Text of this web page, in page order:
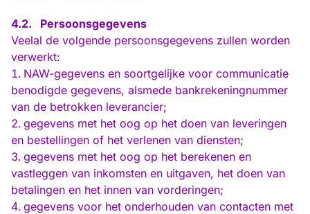
4.2.
Persoonsgegevens
Veelal de volgende persoonsgegevens zullen worden
verwerkt:
NAW-gegevens en soortgelijke voor communicatie
benodigde gegevens, alsmede bankrekeningnummer
van de betrokken leverancier;
gegevens met het oog op het doen van leveringen
en bestellingen of het verlenen van diensten;
gegevens met het oog op het berekenen en
vastleggen van inkomsten en uitgaven, het doen van
betalingen en het innen van vorderingen;
gegevens voor het onderhouden van contacten met